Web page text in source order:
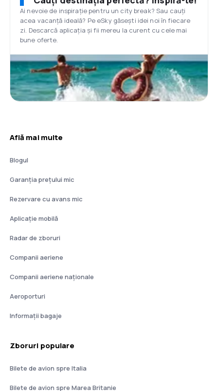
Ai nevoie de inspirație pentru un city break? Sau cauți
acea vacanță ideală? Pe eSky găsești idei noi în fiecare
zi. Descarcă aplicația și fii mereu la curent cu cele mai
bune oferte.
Află mai multe
Blogul
Garanția prețului mic
Rezervare cu avans mic
Aplicație mobilă
Radar de zboruri
Companii aeriene
Companii aeriene naţionale
Aeroporturi
Informații bagaje
Zboruri populare
Bilete de avion spre Italia
Bilete de avion spre Marea Britanie